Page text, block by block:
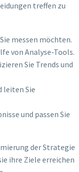
treffen zu
messen möchten.
von Analyse-Tools.
Sie Trends und
leiten Sie
und passen Sie
der Strategie
ihre Ziele erreichen